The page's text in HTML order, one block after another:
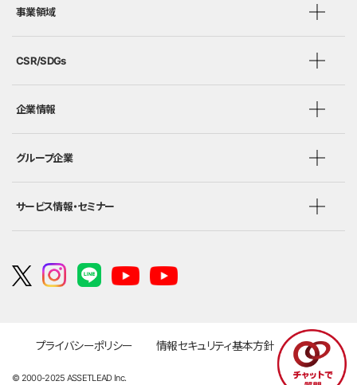
事業領域
CSR/SDGs
企業情報
グループ企業
サービス情報・セミナー
プライバシーポリシー 情報セキュリティ基本方針 勧誘方針
© 2000-2025 ASSETLEAD Inc.